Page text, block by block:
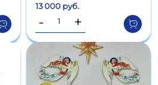
13 000 руб.
- +